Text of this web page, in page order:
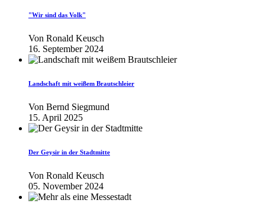
"Wir sind das Volk"
Von Ronald Keusch
16. September 2024
Landschaft mit weißem Brautschleier
Von Bernd Siegmund
15. April 2025
Der Geysir in der Stadtmitte
Von Ronald Keusch
05. November 2024